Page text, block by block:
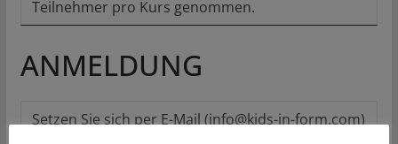
Teilnehmer pro Kurs genommen.
ANMELDUNG
Setzen Sie sich per E-Mail (info@kids-in-form.com)